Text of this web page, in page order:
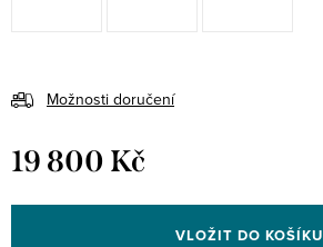
Možnosti doručení
19 800 Kč
cena:
VLOŽIT DO KOŠÍKU